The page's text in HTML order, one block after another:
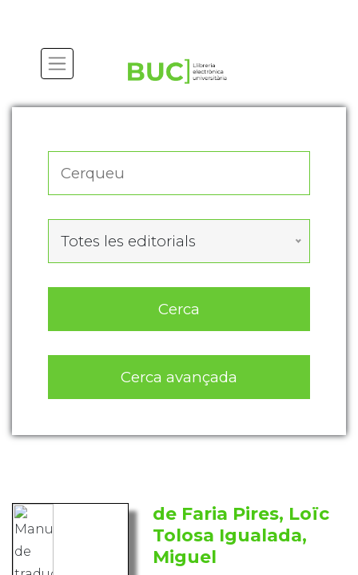
Totes les editorials
Cerca
Cerca avançada
de Faria Pires, Loïc
Tolosa Igualada,
Miguel